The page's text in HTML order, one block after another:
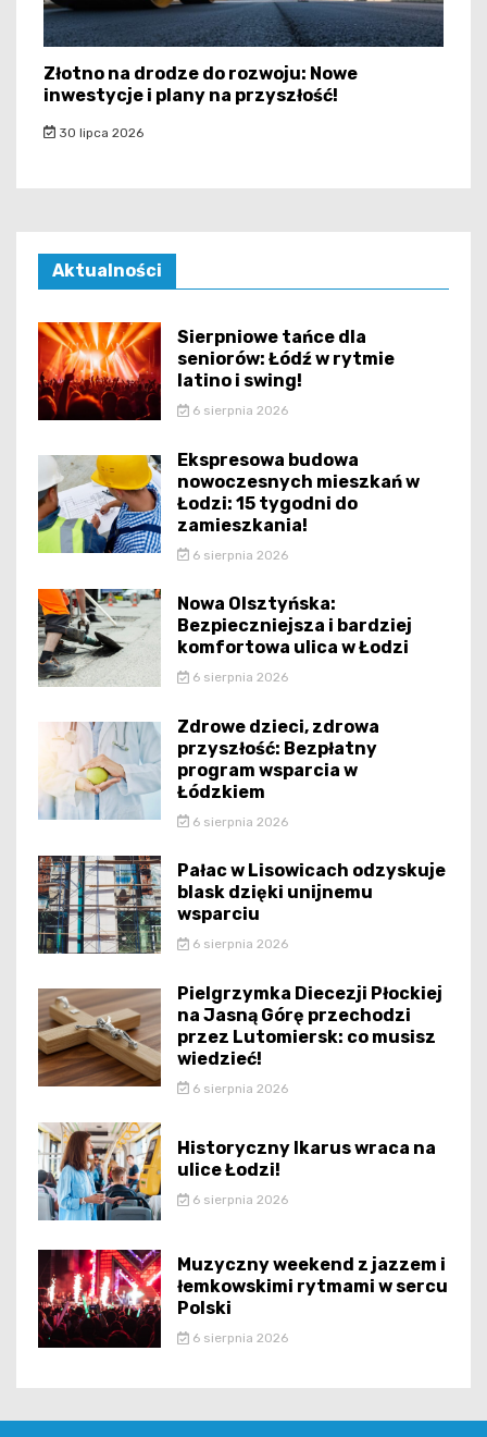
Złotno na drodze do rozwoju: Nowe
inwestycje i plany na przyszłość!
30 lipca 2026
Aktualności
Sierpniowe tańce dla
seniorów: Łódź w rytmie
latino i swing!
6 sierpnia 2026
Ekspresowa budowa
nowoczesnych mieszkań w
Łodzi: 15 tygodni do
zamieszkania!
6 sierpnia 2026
Nowa Olsztyńska:
Bezpieczniejsza i bardziej
komfortowa ulica w Łodzi
6 sierpnia 2026
Zdrowe dzieci, zdrowa
przyszłość: Bezpłatny
program wsparcia w
Łódzkiem
6 sierpnia 2026
Pałac w Lisowicach odzyskuje
blask dzięki unijnemu
wsparciu
6 sierpnia 2026
Pielgrzymka Diecezji Płockiej
na Jasną Górę przechodzi
przez Lutomiersk: co musisz
wiedzieć!
6 sierpnia 2026
Historyczny Ikarus wraca na
ulice Łodzi!
6 sierpnia 2026
Muzyczny weekend z jazzem i
łemkowskimi rytmami w sercu
Polski
6 sierpnia 2026